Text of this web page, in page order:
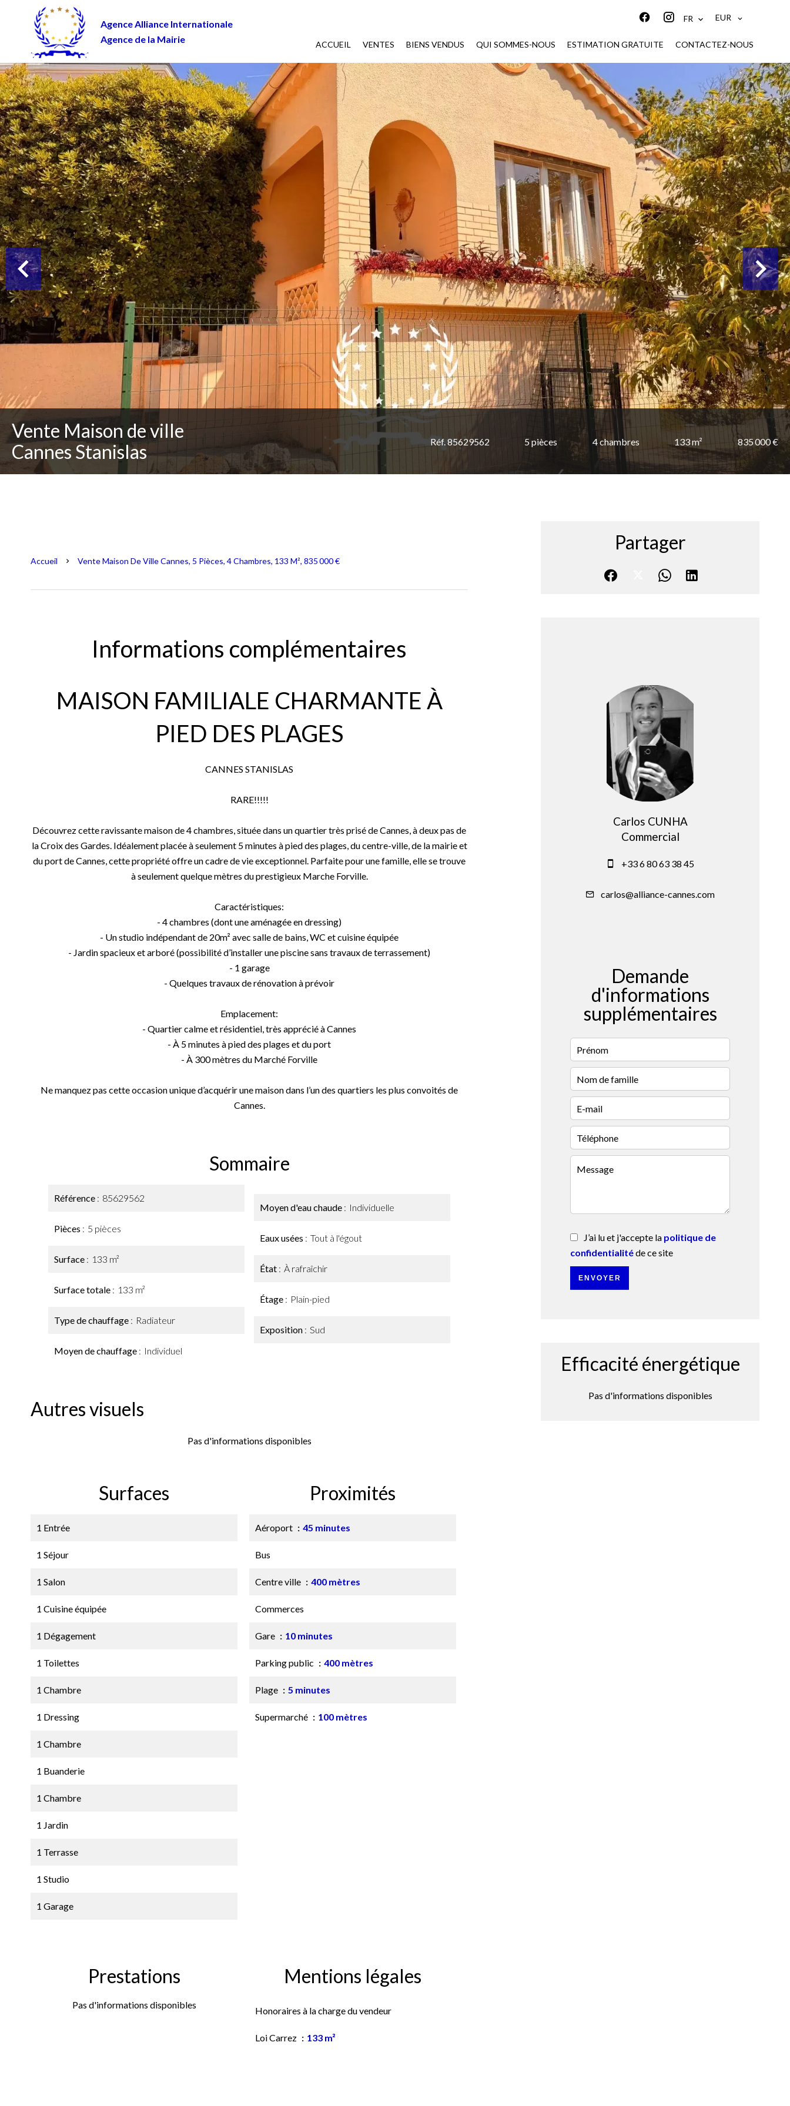
Agence Alliance Internationale
Agence de la Mairie
FR EUR
ACCUEIL VENTES BIENS VENDUS QUI SOMMES-NOUS ESTIMATION GRATUITE CONTACTEZ-NOUS
Vente Maison de ville
Cannes Stanislas
Réf. 85629562 5 pièces 4 chambres 133 m² 835 000 €
Accueil Vente Maison De Ville Cannes, 5 Pièces, 4 Chambres, 133 M², 835 000 €
Informations complémentaires
MAISON FAMILIALE CHARMANTE À
PIED DES PLAGES
CANNES STANISLAS
RARE!!!!!
Découvrez cette ravissante maison de 4 chambres, située dans un quartier très prisé de Cannes, à deux pas de
la Croix des Gardes. Idéalement placée à seulement 5 minutes à pied des plages, du centre-ville, de la mairie et
du port de Cannes, cette propriété offre un cadre de vie exceptionnel. Parfaite pour une famille, elle se trouve
à seulement quelque mètres du prestigieux Marche Forville.
Caractéristiques:
- 4 chambres (dont une aménagée en dressing)
- Un studio indépendant de 20m² avec salle de bains, WC et cuisine équipée
- Jardin spacieux et arboré (possibilité d’installer une piscine sans travaux de terrassement)
- 1 garage
- Quelques travaux de rénovation à prévoir
Emplacement:
- Quartier calme et résidentiel, très apprécié à Cannes
- À 5 minutes à pied des plages et du port
- À 300 mètres du Marché Forville
Ne manquez pas cette occasion unique d’acquérir une maison dans l’un des quartiers les plus convoités de
Cannes.
Sommaire
Référence 85629562
Pièces 5 pièces
Surface 133 m²
Surface totale 133 m²
Type de chauffage Radiateur
Moyen de chauffage Individuel
Moyen d'eau chaude Individuelle
Eaux usées Tout à l'égout
État À rafraîchir
Étage Plain-pied
Exposition Sud
Autres visuels
Pas d'informations disponibles
Surfaces
1 Entrée
1 Séjour
1 Salon
1 Cuisine équipée
1 Dégagement
1 Toilettes
1 Chambre
1 Dressing
1 Chambre
1 Buanderie
1 Chambre
1 Jardin
1 Terrasse
1 Studio
1 Garage
Proximités
Aéroport 45 minutes
Bus
Centre ville 400 mètres
Commerces
Gare 10 minutes
Parking public 400 mètres
Plage 5 minutes
Supermarché 100 mètres
Prestations
Pas d'informations disponibles
Mentions légales
Honoraires à la charge du vendeur
Loi Carrez 133 m²
Partager
Carlos CUNHA
Commercial
+33 6 80 63 38 45
carlos@alliance-cannes.com
Demande
d'informations
supplémentaires
J’ai lu et j'accepte la politique de
confidentialitéde ce site
ENVOYER
Efficacité énergétique
Pas d'informations disponibles